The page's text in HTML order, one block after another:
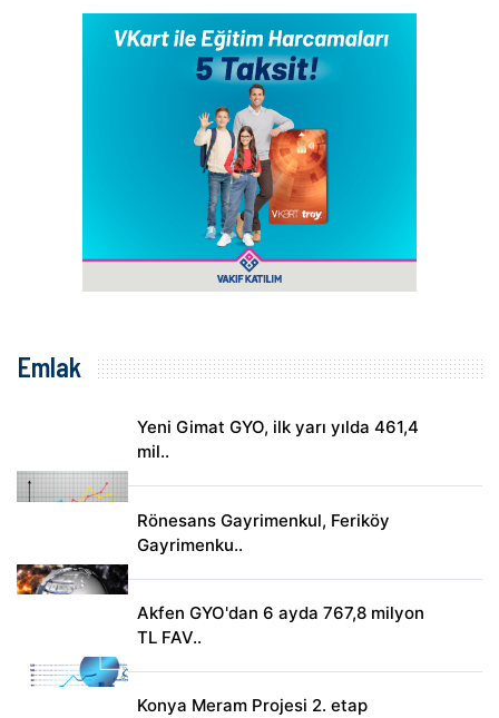
Emlak
Yeni Gimat GYO, ilk yarı yılda 461,4
mil..
Rönesans Gayrimenkul, Feriköy
Gayrimenku..
Akfen GYO'dan 6 ayda 767,8 milyon
TL FAV..
Konya Meram Projesi 2. etap